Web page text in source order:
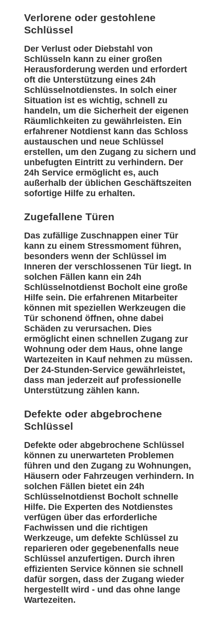
Verlorene oder gestohlene
Schlüssel
Der Verlust oder Diebstahl von
Schlüsseln kann zu einer großen
Herausforderung werden und erfordert
oft die Unterstützung eines 24h
Schlüsselnotdienstes. In solch einer
Situation ist es wichtig, schnell zu
handeln, um die Sicherheit der eigenen
Räumlichkeiten zu gewährleisten. Ein
erfahrener Notdienst kann das Schloss
austauschen und neue Schlüssel
erstellen, um den Zugang zu sichern und
unbefugten Eintritt zu verhindern. Der
24h Service ermöglicht es, auch
außerhalb der üblichen Geschäftszeiten
sofortige Hilfe zu erhalten.
Zugefallene Türen
Das zufällige Zuschnappen einer Tür
kann zu einem Stressmoment führen,
besonders wenn der Schlüssel im
Inneren der verschlossenen Tür liegt. In
solchen Fällen kann ein 24h
Schlüsselnotdienst Bocholt eine große
Hilfe sein. Die erfahrenen Mitarbeiter
können mit speziellen Werkzeugen die
Tür schonend öffnen, ohne dabei
Schäden zu verursachen. Dies
ermöglicht einen schnellen Zugang zur
Wohnung oder dem Haus, ohne lange
Wartezeiten in Kauf nehmen zu müssen.
Der 24-Stunden-Service gewährleistet,
dass man jederzeit auf professionelle
Unterstützung zählen kann.
Defekte oder abgebrochene
Schlüssel
Defekte oder abgebrochene Schlüssel
können zu unerwarteten Problemen
führen und den Zugang zu Wohnungen,
Häusern oder Fahrzeugen verhindern. In
solchen Fällen bietet ein 24h
Schlüsselnotdienst Bocholt schnelle
Hilfe. Die Experten des Notdienstes
verfügen über das erforderliche
Fachwissen und die richtigen
Werkzeuge, um defekte Schlüssel zu
reparieren oder gegebenenfalls neue
Schlüssel anzufertigen. Durch ihren
effizienten Service können sie schnell
dafür sorgen, dass der Zugang wieder
hergestellt wird - und das ohne lange
Wartezeiten.